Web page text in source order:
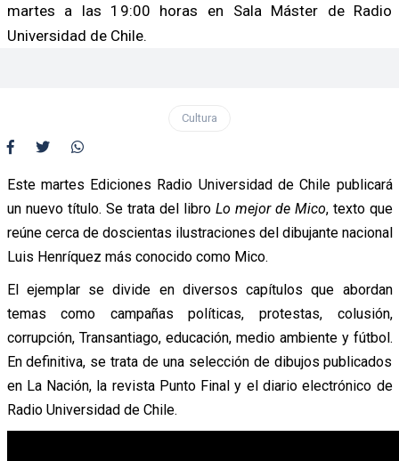
martes a las 19:00 horas en Sala Máster de Radio
Universidad de Chile.
Cultura
Este martes Ediciones Radio Universidad de Chile publicará
un nuevo título. Se trata del libro Lo mejor de Mico, texto que
reúne cerca de doscientas ilustraciones del dibujante nacional
Luis Henríquez más conocido como Mico.
El ejemplar se divide en diversos capítulos que abordan
temas como campañas políticas, protestas, colusión,
corrupción, Transantiago, educación, medio ambiente y fútbol.
En definitiva, se trata de una selección de dibujos publicados
en La Nación, la revista Punto Final y el diario electrónico de
Radio Universidad de Chile.